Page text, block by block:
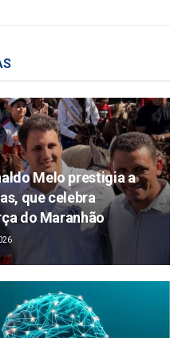
Melo prestigia a
que celebra
do Maranhão